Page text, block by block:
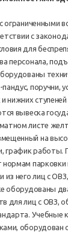
ограниченными
с
для
персонала,
поручни,
нижних
вывеска
листе
на
график
парковки
из него лиц с
оборудованы
для лиц с ОВЗ,
оборудован